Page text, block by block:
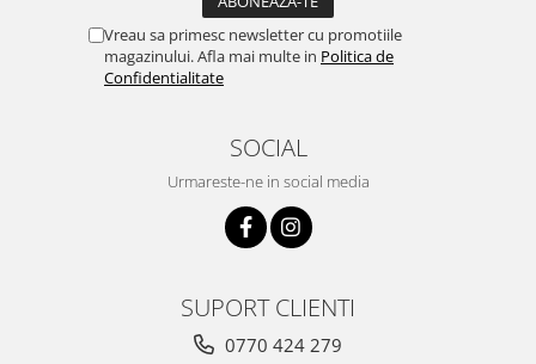
Vreau sa primesc newsletter cu promotiile
magazinului. Afla mai multe in Politica de
Confidentialitate
SOCIAL
Urmareste-ne in social media
SUPORT CLIENTI
0770 424 279